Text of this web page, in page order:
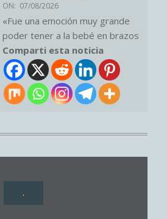
ON: 07/08/2026
«Fue una emoción muy grande
poder tener a la bebé en brazos
Comparti esta noticia
.